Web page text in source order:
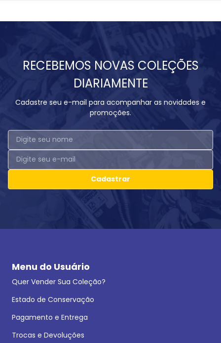
RECEBEMOS NOVAS COLEÇÕES
DIARIAMENTE
Cadastre seu e-mail para acompanhar as novidades e
promoções.
Cadastrar
Menu do Usuário
Quer Vender Sua Coleção?
Estado de Conservação
Pagamento e Entrega
Trocas e Devoluções